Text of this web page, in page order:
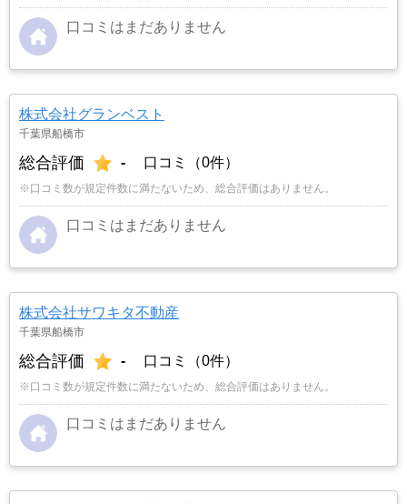
口コミはまだありません
株式会社グランベスト
千葉県船橋市
総合評価 - 口コミ（0件）
※口コミ数が規定件数に満たないため、総合評価はありません。
口コミはまだありません
株式会社サワキタ不動産
千葉県船橋市
総合評価 - 口コミ（0件）
※口コミ数が規定件数に満たないため、総合評価はありません。
口コミはまだありません